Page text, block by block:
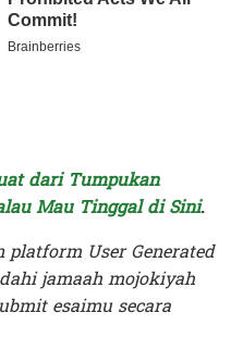
dari Tumpukan
Mau Tinggal di Sini.
User Generated
jamaah mojokiyah
esaimu secara